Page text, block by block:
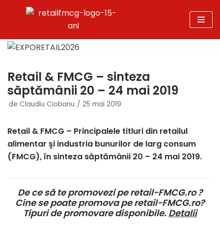
la
conținut
Retail & FMCG – sinteza
săptămânii 20 – 24 mai 2019
de Claudiu Ciobanu 25 mai 2019
Retail & FMCG – Principalele titluri din retailul
alimentar şi industria bunurilor de larg consum
(FMCG), în sinteza săptămânii 20 – 24 mai 2019.
De ce să te promovezi pe retail-FMCG.ro ?
Cine se poate promova pe retail-FMCG.ro?
Tipuri de promovare disponibile. Detalii